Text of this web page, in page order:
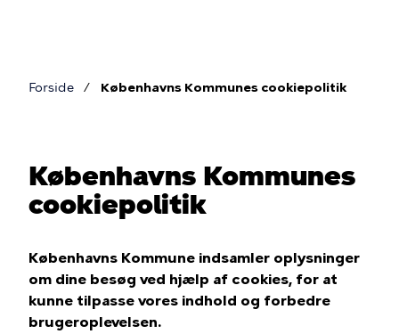
Forside Københavns Kommunes cookiepolitik
Københavns Kommunes
cookiepolitik
Københavns Kommune indsamler oplysninger
om dine besøg ved hjælp af cookies, for at
kunne tilpasse vores indhold og forbedre
brugeroplevelsen.